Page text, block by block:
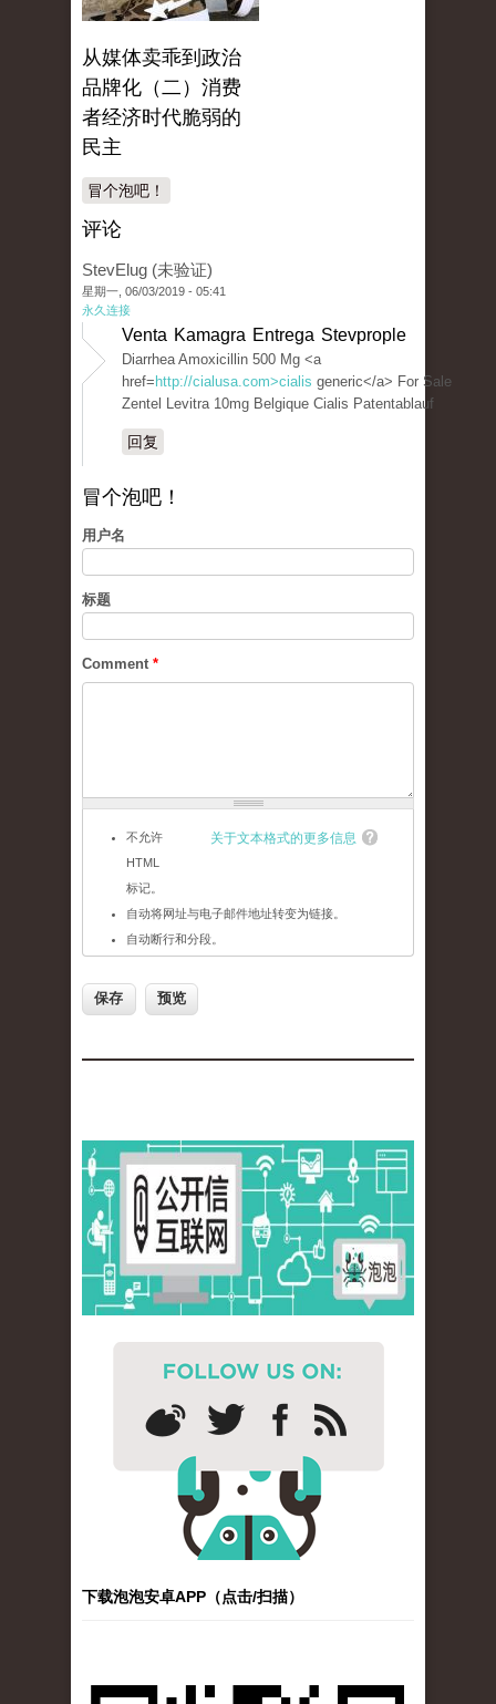
从媒体卖乖到政治
品牌化（二）消费
者经济时代脆弱的
民主
冒个泡吧！
评论
StevElug (未验证)
星期一, 06/03/2019 - 05:41
永久连接
Venta Kamagra Entrega Stevprople
Diarrhea Amoxicillin 500 Mg <a
href= http://cialusa.com>cialis generic</a> For Sale
Zentel Levitra 10mg Belgique Cialis Patentablauf
回复
冒个泡吧！
用户名
标题
Comment *
关于文本格式的更多信息
不允许
HTML
标记。
自动将网址与电子邮件地址转变为链接。
自动断行和分段。
下载泡泡安卓APP（点击/扫描）